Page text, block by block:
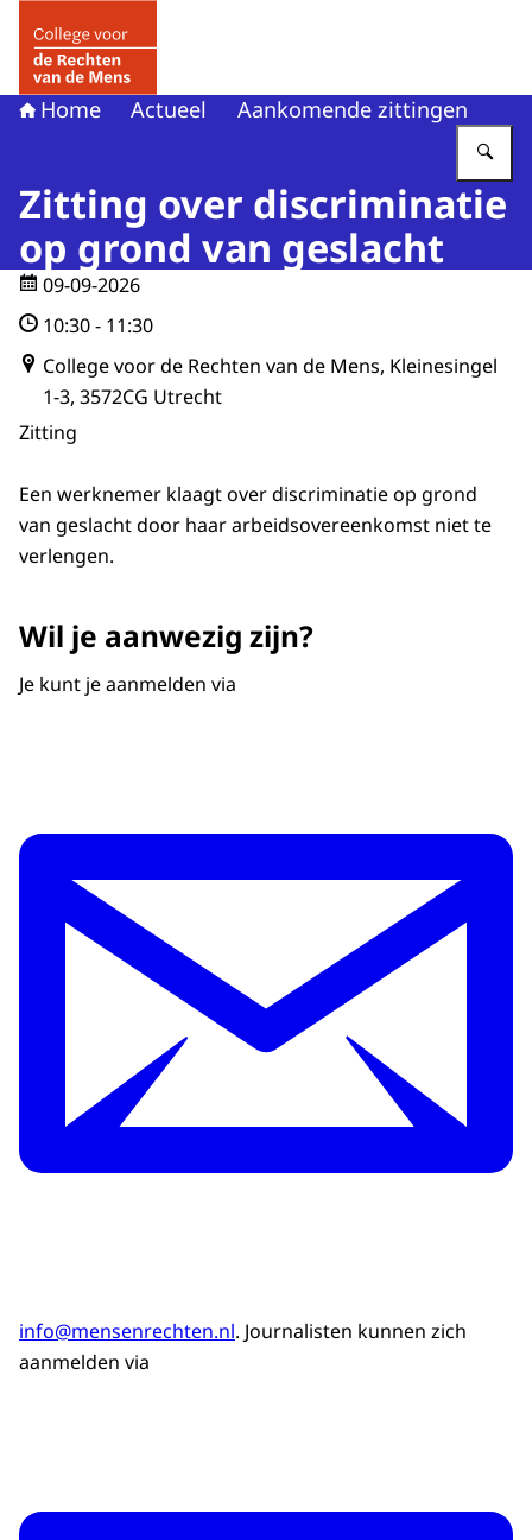
Home Actueel Aankomende zittingen
Zitting over discriminatie
op grond van geslacht
09-09-2026
10:30- 11:30
College voor de Rechten van de Mens, Kleinesingel
1-3, 3572CG Utrecht
Zitting
Een werknemer klaagt over discriminatie op grond
van geslacht door haar arbeidsovereenkomst niet te
verlengen.
Wil je aanwezig zijn?
Je kunt je aanmelden via
info@mensenrechten.nl. Journalisten kunnen zich
aanmelden via